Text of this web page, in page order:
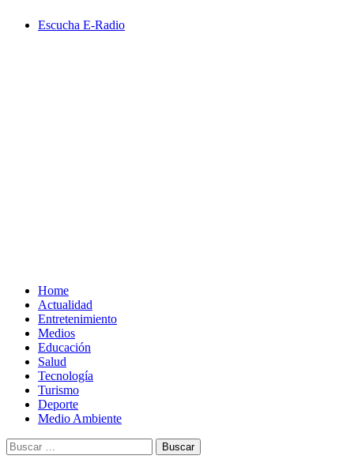
Escucha E-Radio
Home
Actualidad
Entretenimiento
Medios
Educación
Salud
Tecnología
Turismo
Deporte
Medio Ambiente
Buscar: